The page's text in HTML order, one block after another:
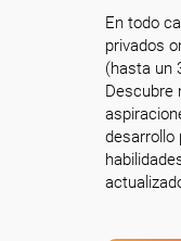
En todo
privados
(hasta un
Descubre
desarrollo